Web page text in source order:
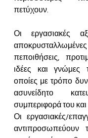
πετύχουν.
Οι εργασιακές
πεποιθήσεις,
ιδέες και γνώμες
οποίες με τρόπο
ασυνείδητο
συμπεριφορά του και
Οι εργασιακές/
αντιπροσωπεύουν